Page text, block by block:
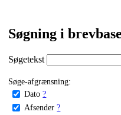
Søgning i
Søgetekst
Søge-afgrænsning:
Dato ?
Afsender ?